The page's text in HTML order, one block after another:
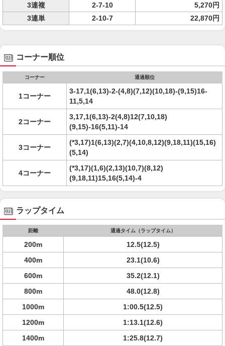
3連複
2-7-10
5,270円
3連単
2-10-7 22,870円
コーナー順位
コーナー 通過順位
1コーナー
3-17,1(6,13)-2-(4,8)(7,12)(10,18)-(9,15)16-
11,5,14
2コーナー
3,17,1(6,13)-2(4,8)12(7,10,18)
(9,15)-16(5,11)-14
3コーナー
(*3,17)1(6,13)(2,7)(4,10,8,12)(9,18,11)(15,16)
(5,14)
4コーナー
(*3,17)(1,6)(2,13)(10,7)(8,12)
(9,18,11)15,16(5,14)-4
ラップタイム
距離 通過タイム（ラップタイム）
200m
12.5(12.5)
400m
23.1(10.6)
600m
35.2(12.1)
800m
48.0(12.8)
1000m
1:00.5(12.5)
1200m
1:13.1(12.6)
1400m
1:25.8(12.7)